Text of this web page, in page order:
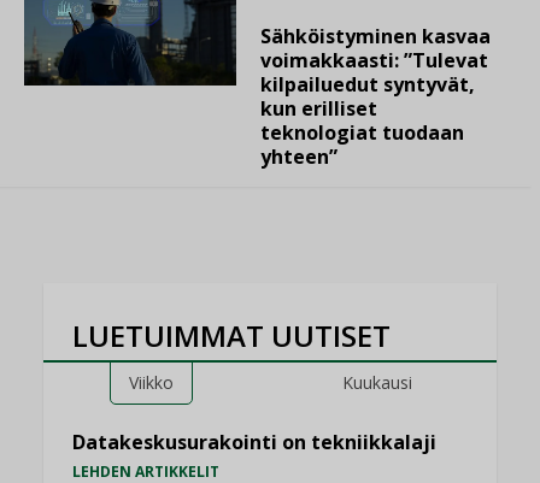
Sähköistyminen kasvaa
voimakkaasti: ”Tulevat
kilpailuedut syntyvät,
kun erilliset
teknologiat tuodaan
yhteen”
LUETUIMMAT UUTISET
Viikko Kuukausi
Datakeskusurakointi on tekniikkalaji
LEHDEN ARTIKKELIT